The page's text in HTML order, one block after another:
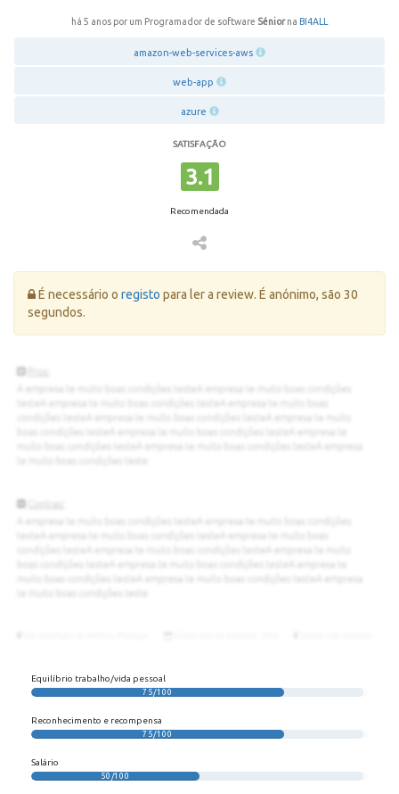
há 5 anos por um Programador de software Séniorna BI4ALL
amazon-web-services-aws
web-app
azure
SATISFAÇÃO
3.1
Recomendada
Erro:
É necessário o registo para ler a review. É anónimo, são 30
segundos.
Equilíbrio trabalho/vida pessoal
75/100
Reconhecimento e recompensa
75/100
Salário
50/100